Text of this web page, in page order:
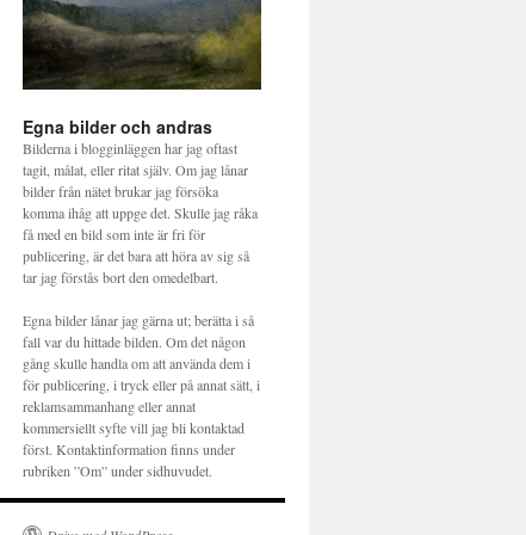
Egna bilder och andras
Bilderna i blogginläggen har jag oftast
tagit, målat, eller ritat själv. Om jag lånar
bilder från nätet brukar jag försöka
komma ihåg att uppge det. Skulle jag råka
få med en bild som inte är fri för
publicering, är det bara att höra av sig så
tar jag förstås bort den omedelbart.
Egna bilder lånar jag gärna ut; berätta i så
fall var du hittade bilden. Om det någon
gång skulle handla om att använda dem i
för publicering, i tryck eller på annat sätt, i
reklamsammanhang eller annat
kommersiellt syfte vill jag bli kontaktad
först. Kontaktinformation finns under
rubriken ”Om” under sidhuvudet.